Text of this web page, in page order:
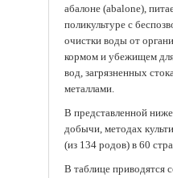
абалоне (abalone),
поликультуре с
очистки воды от
кормом и убежищем
вод, загрязненных
металлами.
В представленной
добычи, методах
(из 134 родов) в 60
В таблице приводятся